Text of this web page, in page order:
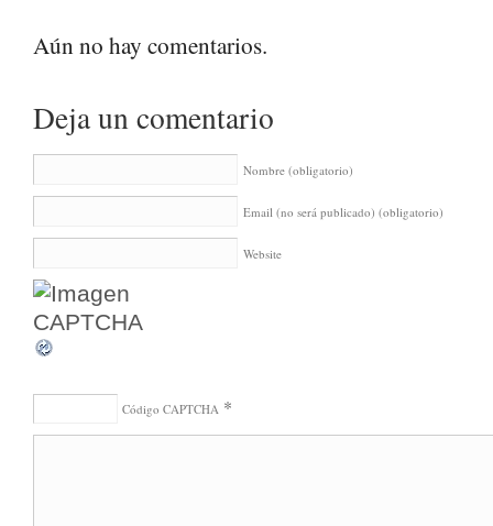
Aún no hay comentarios.
Deja un comentario
Nombre (obligatorio)
Email (no será publicado) (obligatorio)
Website
Código CAPTCHA *